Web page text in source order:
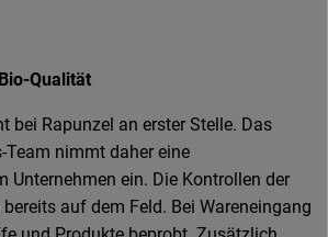
Qualität
bei Rapunzel an erster Stelle. Das
nimmt daher eine
Unternehmen ein. Die Kontrollen der
auf dem Feld. Bei Wareneingang